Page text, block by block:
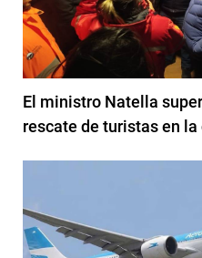
El ministro Natella
rescate de turistas en